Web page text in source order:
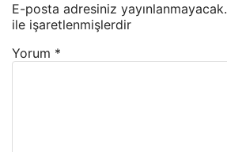
E-posta adresiniz yayınlanmayacak.
ile işaretlenmişlerdir
Yorum *